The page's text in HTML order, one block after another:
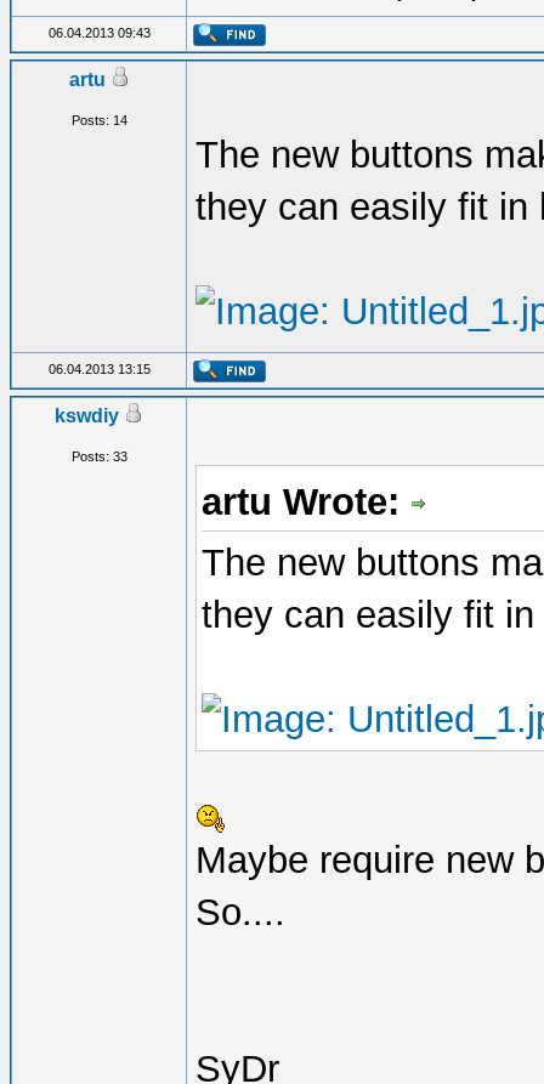
06.04.2013 09:43
artu
Posts: 14
The new buttons
they can easily fit in
06.04.2013 13:15
kswdiy
Posts: 33
artu Wrote:
The new buttons
they can easily fit in
Maybe require new
So....
SyDr